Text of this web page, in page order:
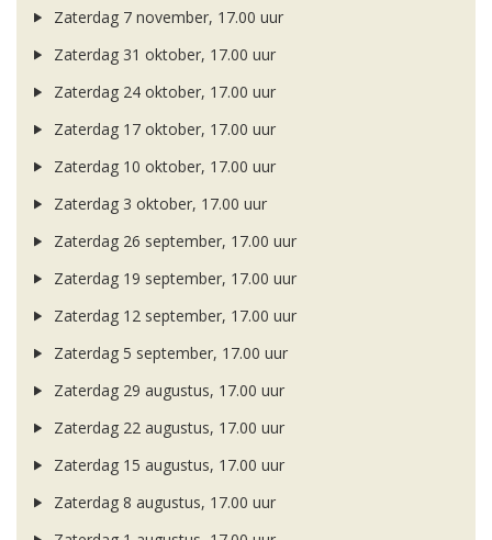
Zaterdag 7 november, 17.00 uur
Zaterdag 31 oktober, 17.00 uur
Zaterdag 24 oktober, 17.00 uur
Zaterdag 17 oktober, 17.00 uur
Zaterdag 10 oktober, 17.00 uur
Zaterdag 3 oktober, 17.00 uur
Zaterdag 26 september, 17.00 uur
Zaterdag 19 september, 17.00 uur
Zaterdag 12 september, 17.00 uur
Zaterdag 5 september, 17.00 uur
Zaterdag 29 augustus, 17.00 uur
Zaterdag 22 augustus, 17.00 uur
Zaterdag 15 augustus, 17.00 uur
Zaterdag 8 augustus, 17.00 uur